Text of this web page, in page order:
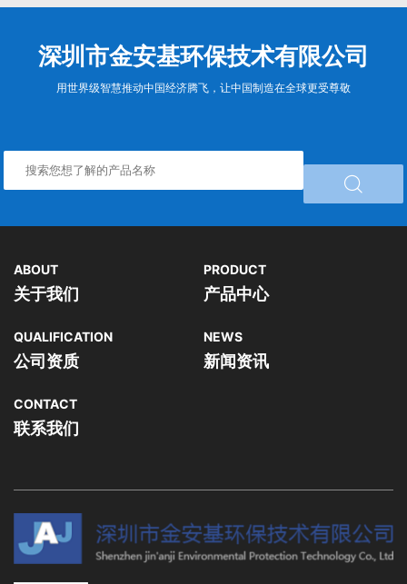
深圳市金安基环保技术有限公司
用世界级智慧推动中国经济腾飞，让中国制造在全球更受尊敬

ABOUT
关于我们
PRODUCT
产品中心
QUALIFICATION
公司资质
NEWS
新闻资讯
CONTACT
联系我们